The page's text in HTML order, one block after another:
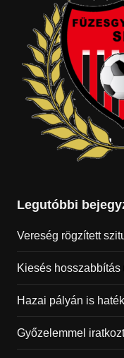
Legutóbbi
Vereség rögzített
Kiesés hosszabbítás
Hazai pályán is
Győzelemmel